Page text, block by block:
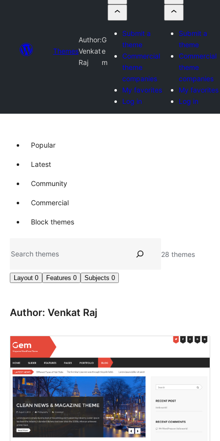
Themes
Author:
Venkat
Raj
G
e
m
Submit a
theme
Commercial
theme
companies
My favorites
Log in
Submit a
theme
Commercial
theme
companies
My favorites
Log in
Popular
Latest
Community
Commercial
Block themes
28 themes
Layout 0 Features 0 Subjects 0
Author: Venkat Raj